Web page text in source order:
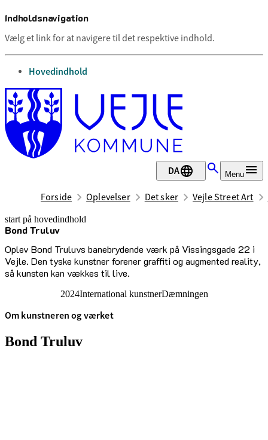
Indholdsnavigation
Vælg et link for at navigere til det respektive indhold.
gå til
Hovedindhold
DA Menu
Forside Oplevelser Det sker Vejle Street Art
start på hovedindhold
Bond Tru­luv
Oplev Bond Truluvs banebrydende værk på Vissingsgade 22 i
Vejle. Den tyske kunstner forener graffiti og augmented reality,
så kunsten kan vækkes til live.
senest opdateret 26. marts 2025
2024International kunstnerDæmningen
Om kunstneren og værket
Bond Tru­luv